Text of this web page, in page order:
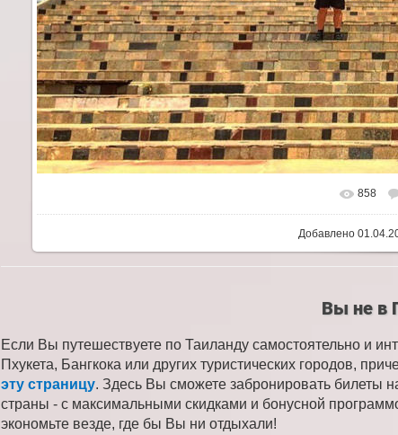
858
Добавлено
Вы не в
Если Вы путешествуете по Таиланду самостоятельно и
Пхукета, Бангкока или других туристических городов,
эту страницу. Здесь Вы сможете забронировать билеты
страны - с максимальными скидками и бонусной
экономьте везде, где бы Вы ни отдыхали!